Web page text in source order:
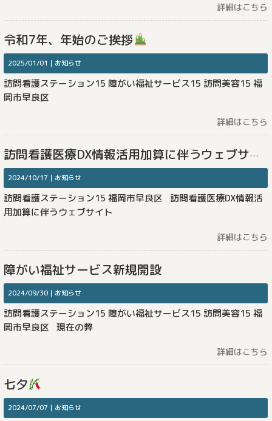
詳細はこちら
令和7年、年始のご挨拶
2025/01/01｜ お知らせ
訪問看護ステーション15 障がい福祉サービス15 訪問美容15 福
岡市早良区
詳細はこちら
訪問看護医療DX情報活用加算に伴うウェブサイト掲示について
2024/10/17｜ お知らせ
訪問看護ステーション15 福岡市早良区 訪問看護医療DX情報活
用加算に伴うウェブサイト
詳細はこちら
障がい福祉サービス新規開設
2024/09/30｜ お知らせ
訪問看護ステーション15 障がい福祉サービス15 訪問美容15 福
岡市早良区 現在の弊
詳細はこちら
七夕
2024/07/07｜ お知らせ